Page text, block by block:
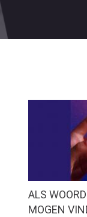
ALS
MOGEN